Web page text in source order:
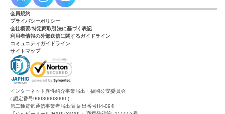
会員規約
プライバシーポリシー
会社概要/特定商取引法に基づく表記
利用者情報の外部送信に関するガイドライン
コミュニティガイドライン
サイトマップ
インターネット異性紹介事業届出・福岡公安委員会
( 認定番号90080003000 )
第二種電気通信事業者届出済 届出番号H4-094